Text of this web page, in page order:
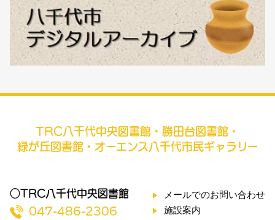
TRC八千代中央図書館・勝田台図書館・
緑が丘図書館・オーエンス八千代市民ギャラリー
○TRC八千代中央図書館
047-486-2306
メールでのお問い合わせ
施設案内